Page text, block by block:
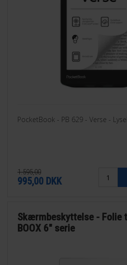
PocketBook - PB 629 - Verse -
1.595,00
995,00 DKK
Skærmbeskyttelse - Folie
BOOX 6" serie